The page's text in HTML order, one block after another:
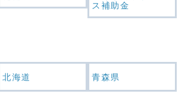
ス補助金
北海道 青森県